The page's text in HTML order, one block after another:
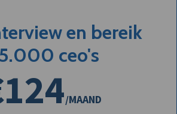
en bereik
ceo's
/MAAND